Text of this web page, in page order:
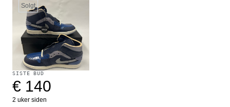
Solgt
SISTE BUD
€ 140
2 uker siden